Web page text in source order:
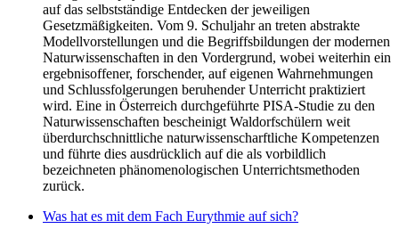
auf das selbstständige Entdecken der jeweiligen
Gesetzmäßigkeiten. Vom 9. Schuljahr an treten abstrakte
Modellvorstellungen und die Begriffsbildungen der modernen
Naturwissenschaften in den Vordergrund, wobei weiterhin ein
ergebnisoffener, forschender, auf eigenen Wahrnehmungen
und Schlussfolgerungen beruhender Unterricht praktiziert
wird. Eine in Österreich durchgeführte PISA-Studie zu den
Naturwissenschaften bescheinigt Waldorfschülern weit
überdurchschnittliche naturwissenscharftliche Kompetenzen
und führte dies ausdrücklich auf die als vorbildlich
bezeichneten phänomenologischen Unterrichtsmethoden
zurück.
Was hat es mit dem Fach Eurythmie auf sich?